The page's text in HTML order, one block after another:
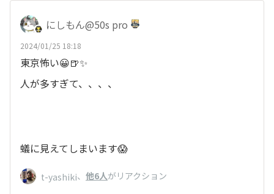
にしもん@50s pro
2024/01/25 18:18
東京怖い😀🍺✨
人が多すぎて、、、、
蟻に見えてしまいます😱
t-yashiki、 他6人がリアクション